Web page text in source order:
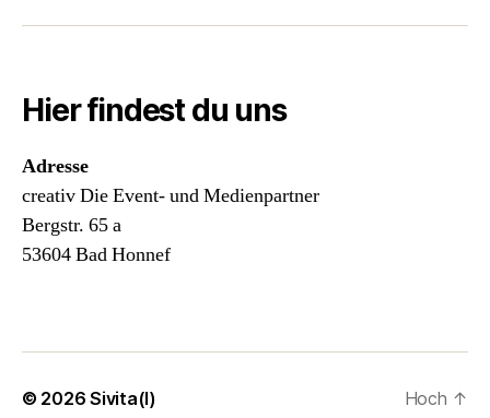
Hier findest du uns
Adresse
creativ Die Event- und Medienpartner
Bergstr. 65 a
53604 Bad Honnef
© 2026Sivita(l) Hoch ↑